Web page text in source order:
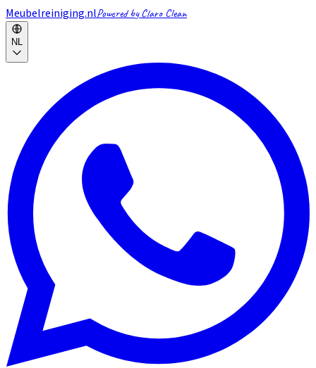
Meubelreiniging.nlPowered by Claro Clean
NL